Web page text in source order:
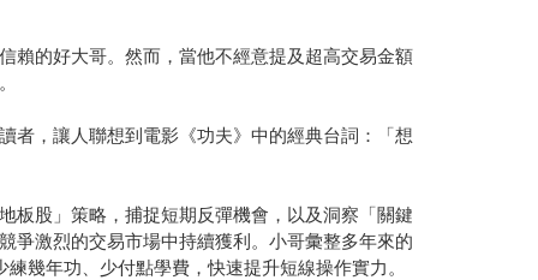
賴的好大哥。然而，當他不經意提及超高交易金額
者，讓人聯想到電影《功夫》中的經典台詞：「想
板股」策略，捕捉短期反彈機會，以及洞察「關鍵
爭激烈的交易市場中持續獲利。小哥彙整多年來的
幾年功、少付點學費，快速提升短線操作實力。